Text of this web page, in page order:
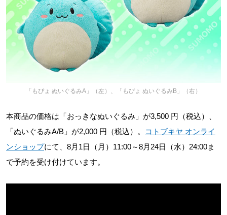
「もぴょ ぬいぐるみA」（左）、「もぴょ ぬいぐるみB」（右）
本商品の価格は「おっきなぬいぐるみ」が3,500 円（税込）、
「ぬいぐるみA/B」が2,000 円（税込）。
コトブキヤ オンライ
ンショップにて、8月1日（月）11:00～8月24日（水）24:00ま
で予約を受け付けています。